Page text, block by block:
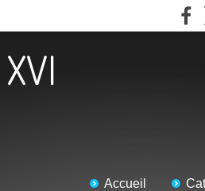
Accueil